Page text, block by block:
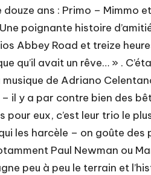
ans : Primo – Mimmo
poignante histoire
Abbey Road et treize
qu’il avait un rêve… » .
de Adriano
il y a par contre bien des
pour eux, c’est leur trio le
les harcèle – on goûte des
Paul Newman ou
peu à peu le terrain et